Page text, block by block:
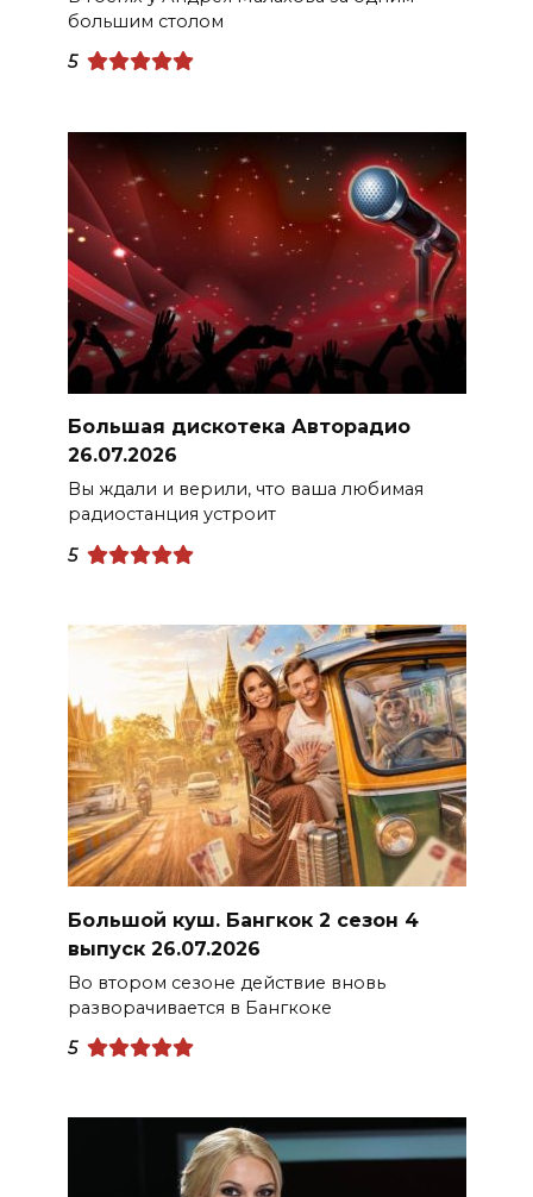
большим столом
5
Большая дискотека Авторадио
26.07.2026
Вы ждали и верили, что ваша любимая
радиостанция устроит
5
Большой куш. Бангкок 2 сезон 4
выпуск 26.07.2026
Во втором сезоне действие вновь
разворачивается в Бангкоке
5